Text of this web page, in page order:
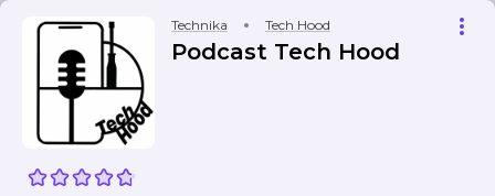
Technika Tech Hood
Podcast Tech Hood